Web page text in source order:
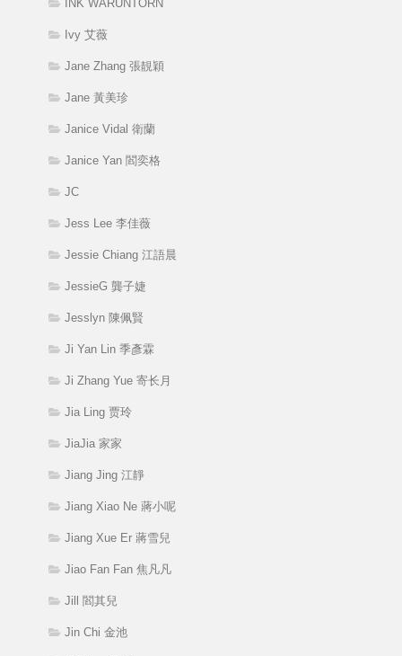
INK WARUNTORN
Ivy 艾薇
Jane Zhang 張靚穎
Jane 黃美珍
Janice Vidal 衛蘭
Janice Yan 閻奕格
JC
Jess Lee 李佳薇
Jessie Chiang 江語晨
JessieG 龔子婕
Jesslyn 陳佩賢
Ji Yan Lin 季彥霖
Ji Zhang Yue 寄长月
Jia Ling 贾玲
JiaJia 家家
Jiang Jing 江靜
Jiang Xiao Ne 蔣小呢
Jiang Xue Er 蔣雪兒
Jiao Fan Fan 焦凡凡
Jill 閻其兒
Jin Chi 金池